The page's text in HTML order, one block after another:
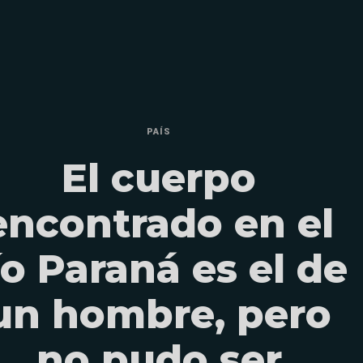
PAÍS
El cuerpo
en el
Paraná es el de
hombre, pero